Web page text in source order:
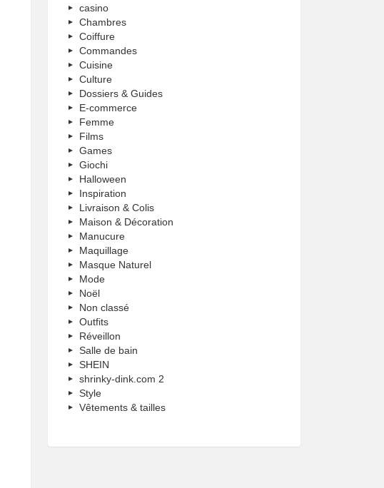
casino
Chambres
Coiffure
Commandes
Cuisine
Culture
Dossiers & Guides
E-commerce
Femme
Films
Games
Giochi
Halloween
Inspiration
Livraison & Colis
Maison & Décoration
Manucure
Maquillage
Masque Naturel
Mode
Noël
Non classé
Outfits
Réveillon
Salle de bain
SHEIN
shrinky-dink.com 2
Style
Vêtements & tailles